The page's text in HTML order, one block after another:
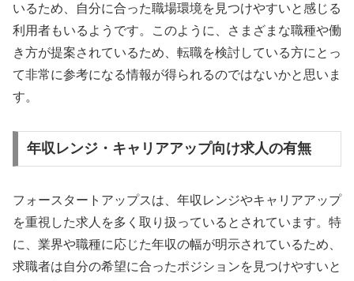
いるため、自分に合った職場環境を見つけやすいと感じる
利用者もいるようです。このように、さまざまな職種や働
き方が提案されているため、転職を検討している方にとっ
て非常に参考になる情報が得られるのではないかと思いま
す。
年収レンジ・キャリアアップ向け求人の有無
フォースタートアップスは、年収レンジやキャリアアップ
を重視した求人を多く取り扱っているとされています。特
に、業界や職種に応じた年収の幅が明示されているため、
求職者は自分の希望に合ったポジションを見つけやすいと